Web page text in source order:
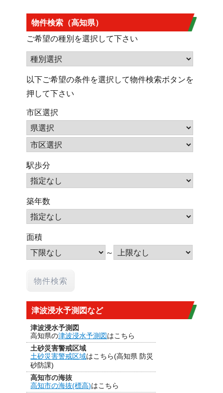
物件検索（高知県）
ご希望の種別を選択して下さい
以下ご希望の条件を選択して物件検索ボタンを
押して下さい
市区選択
駅歩分
築年数
面積
～
津波浸水予測図など
津波浸水予測図
高知県の津波浸水予測図はこちら
土砂災害警戒区域
土砂災害警戒区域はこちら(高知県 防災
砂防課)
高知市の海抜
高知市の海抜(標高)はこちら